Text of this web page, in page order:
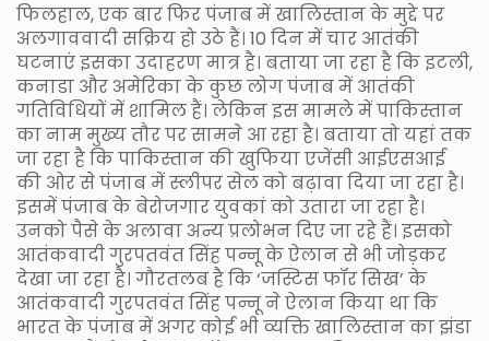
फिलहाल, एक बार फिर पंजाब में खालिस्तान के मुद्दे पर
अलगाववादी सक्रिय हो उठे हैं। 10 दिन में चार आतंकी
घटनाएं इसका उदाहरण मात्र है। बताया जा रहा है कि इटली,
कनाडा और अमेरिका के कुछ लोग पंजाब में आतंकी
गतिविधियों में शामिल हैं। लेकिन इस मामले में पाकिस्तान
का नाम मुख्य तौर पर सामने आ रहा है। बताया तो यहां तक
जा रहा है कि पाकिस्तान की खुफिया एजेंसी आईएसआई
की ओर से पंजाब में स्लीपर सेल को बढ़ावा दिया जा रहा है।
इसमें पंजाब के बेरोजगार युवकां को उतारा जा रहा है।
उनको पैसे के अलावा अन्य प्रलोभन दिए जा रहे हैं। इसको
आतंकवादी गुरपतवंत सिंह पन्नू के ऐलान से भी जोड़कर
देखा जा रहा है। गौरतलब है कि ‘जस्टिस फॉर सिख’ के
आतंकवादी गुरपतवंत सिंह पन्नू ने ऐलान किया था कि
भारत के पंजाब में अगर कोई भी व्यक्ति खालिस्तान का झंडा